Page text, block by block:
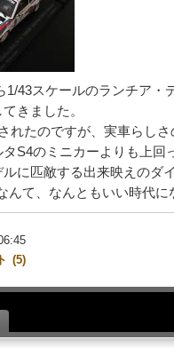
1/43スケールのランチア・
きました。
れたのですが、実車らし
S4のミニカーよりも上回
ルに匹敵する出来映えのダ
んて、なんともいい時代に
(5)